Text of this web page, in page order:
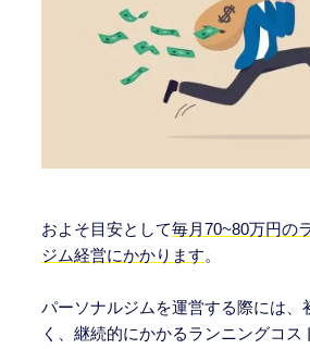
およそ目安として毎月70~80万円の
ジム経営にかかります。
パーソナルジムを運営する際には、
く、継続的にかかるランニングコス